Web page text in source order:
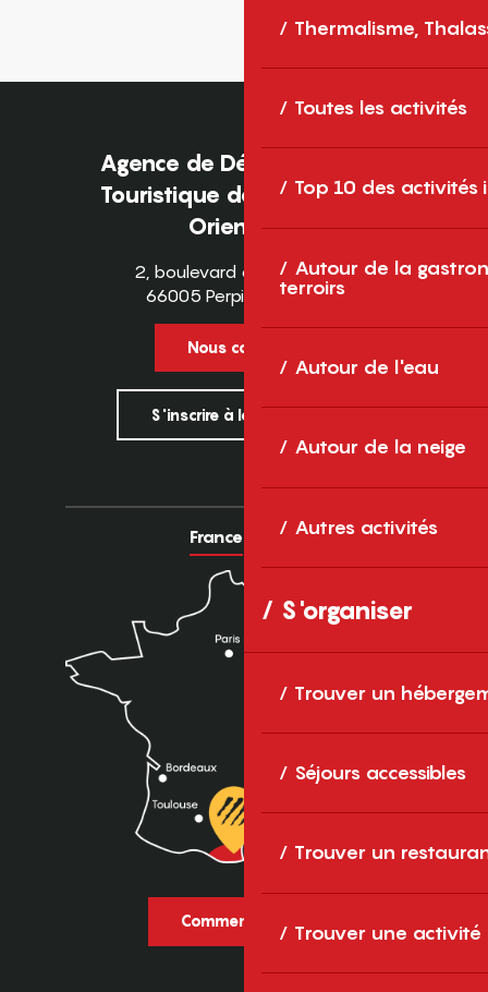
Thermalisme,
Toutes les activités
Top 10 des activités
Autour de la
terroirs
Autour de l'eau
Autour de la neige
Autres activités
S'organiser
Trouver un
Séjours accessibles
Trouver un
Trouver une activité
Agence de Développement
Touristique des Pyrénées-
Orientales
2, boulevard des Pyrénées
66005 Perpignan Cedex
Nous contacter
S'inscrire à la newsletter
France Europe
Comment venir ?